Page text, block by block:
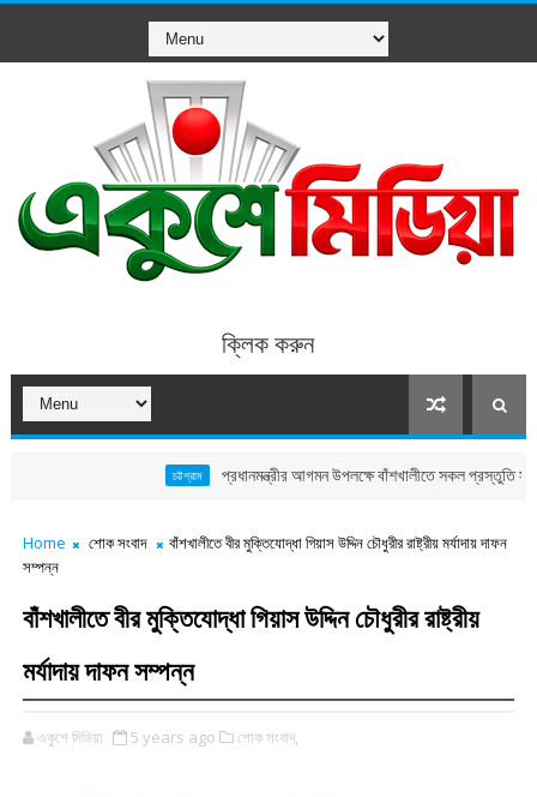
ক্লিক করুন
প্রধানমন্ত্রীর আগমন উপলক্ষে বাঁশখালীতে সকল প্রস্তুতি সম্পন্ন, নতুন
Home শোক সংবাদ
বাঁশখালীতে বীর মুক্তিযোদ্ধা গিয়াস উদ্দিন চৌধুরীর রাষ্ট্রীয় মর্যাদায় দাফন
সম্পন্ন
বাঁশখালীতে বীর মুক্তিযোদ্ধা গিয়াস উদ্দিন চৌধুরীর রাষ্ট্রীয়
মর্যাদায় দাফন সম্পন্ন
একুশে মিডিয়া 5 years ago শোক সংবাদ,